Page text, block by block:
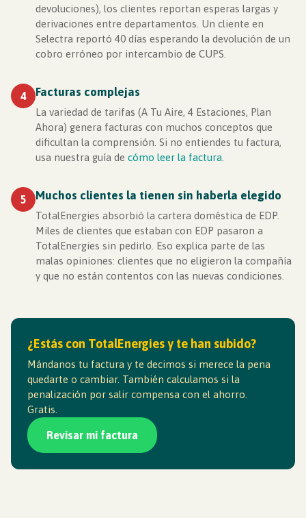
devoluciones), los clientes reportan esperas largas y
derivaciones entre departamentos. Un cliente en
Selectra reportó 40 días esperando la devolución de un
cobro erróneo por intercambio de CUPS.
4 Facturas complejas
La variedad de tarifas (A Tu Aire, 4 Estaciones, Plan
Ahora) genera facturas con muchos conceptos que
dificultan la comprensión. Si no entiendes tu factura,
usa nuestra guía de cómo leer la factura
5 Muchos clientes la tienen sin haberla elegido
TotalEnergies absorbió la cartera doméstica de EDP.
Miles de clientes que estaban con EDP pasaron a
TotalEnergies sin pedirlo. Eso explica parte de las
malas opiniones: clientes que no eligieron la compañía
y que no están contentos con las nuevas condiciones.
¿Estás con TotalEnergies y te han subido?
Mándanos tu factura y te decimos si merece la pena
quedarte o cambiar. También calculamos si la
penalización por salir compensa con el ahorro.
Gratis.
Revisar mi factura